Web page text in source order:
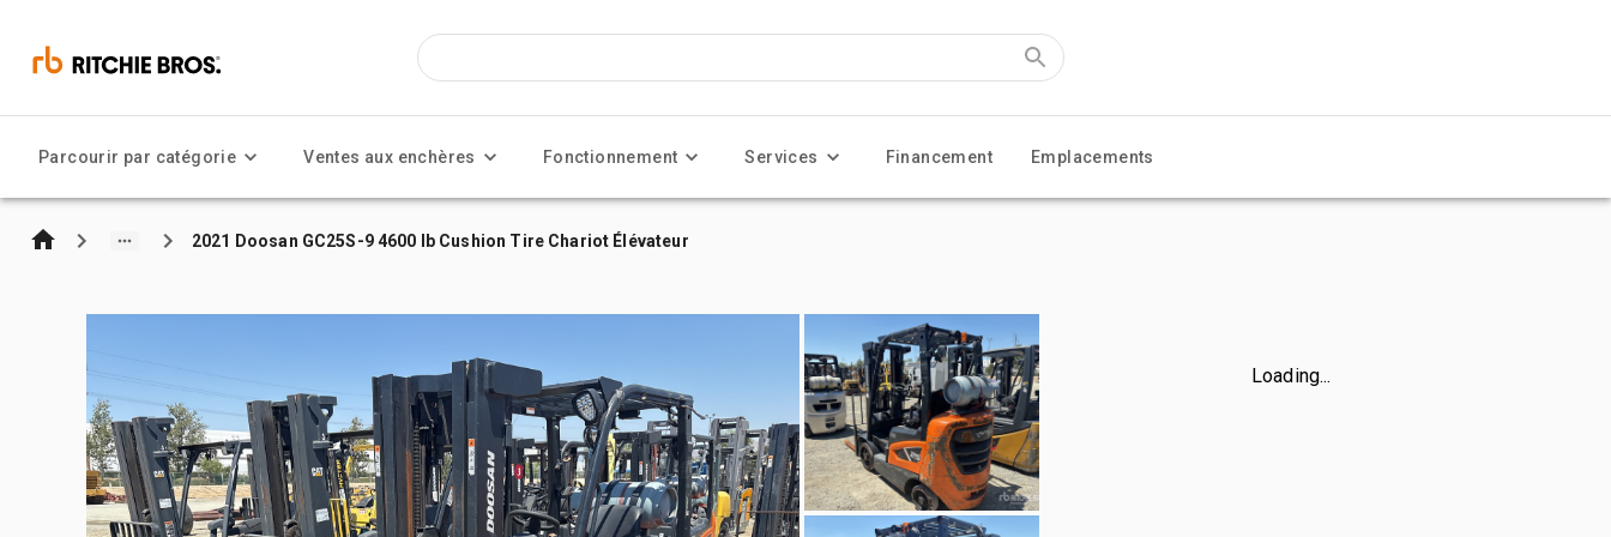
Parcourir par catégorie Ventes aux enchères Fonctionnement Services Financement Emplacements
2021 Doosan GC25S-9 4600 lb Cushion Tire Chariot Élévateur
Loading...